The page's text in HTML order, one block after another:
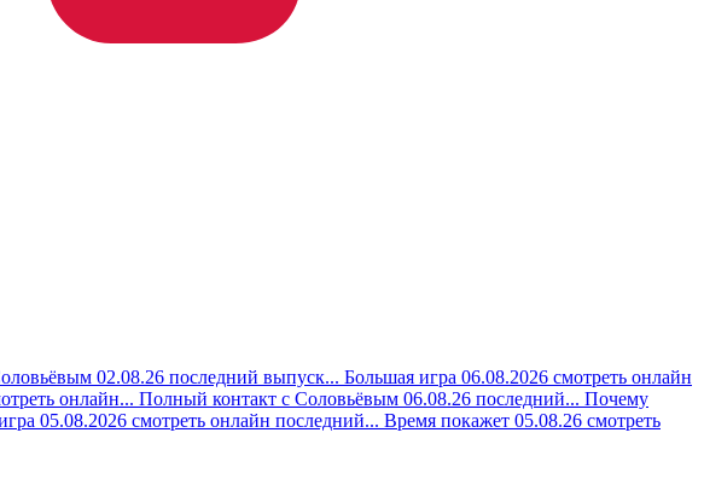
02.08.26 последний выпуск... Большая игра 06.08.2026 смотреть онлайн
онлайн... Полный контакт с Соловьёвым 06.08.26 последний... Почему
05.08.2026 смотреть онлайн последний... Время покажет 05.08.26 смотреть